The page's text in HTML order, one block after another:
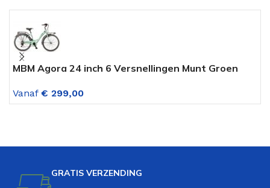
MBM Agora 24 inch 6 Versnellingen Munt Groen
Vanaf € 299,00
GRATIS VERZENDING